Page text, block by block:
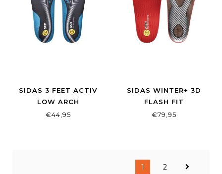
SIDAS 3 FEET ACTIV
LOW ARCH
€44,95
SIDAS WINTER+ 3D
FLASH FIT
€79,95
1 2